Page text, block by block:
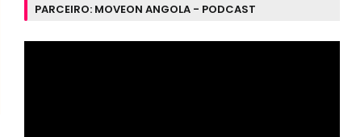
PARCEIRO: MOVEON ANGOLA - PODCAST